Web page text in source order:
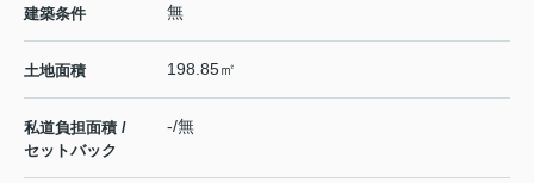
建築条件 無
土地面積 198.85㎡
私道負担面積 /
セットバック
-/無